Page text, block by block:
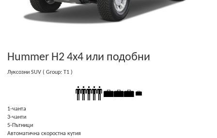
Hummer H2 4x4 или подобни
Луксозни SUV ( Group: T1 )
1-чанта
3-чанти
5-Пътници
Автоматична скоростна кутия